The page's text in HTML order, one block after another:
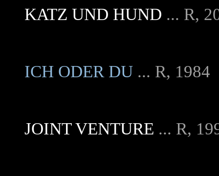
KATZ UND HUND ... R,
ICH ODER DU ... R, 1984
JOINT VENTURE ... R,